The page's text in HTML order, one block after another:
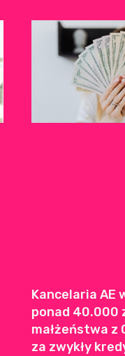
Kancelaria AE
ponad 40.000
małżeństwa z
za zwykły